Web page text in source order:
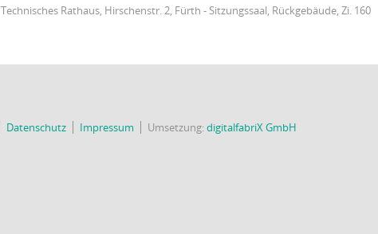
Technisches Rathaus, Hirschenstr. 2, Fürth - Sitzungssaal, Rückgebäude, Zi. 160
Datenschutz Impressum Umsetzung:digitalfabriX GmbH